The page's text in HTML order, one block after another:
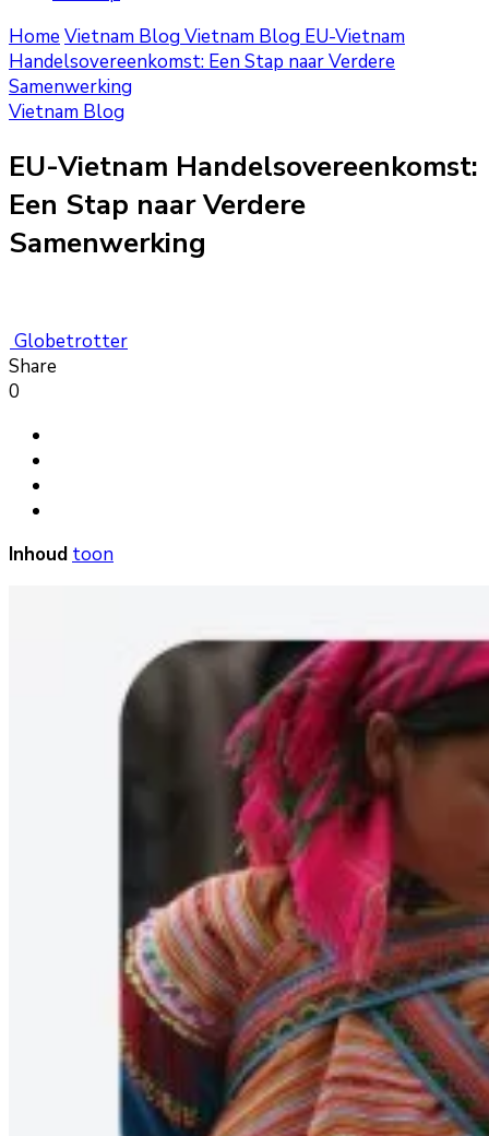
Home Vietnam BlogVietnam Blog EU-Vietnam
Handelsovereenkomst: Een Stap naar Verdere
Samenwerking
Vietnam Blog
EU-Vietnam Handelsovereenkomst:
Een Stap naar Verdere
Samenwerking
Globetrotter
Share
0
Inhoud toon